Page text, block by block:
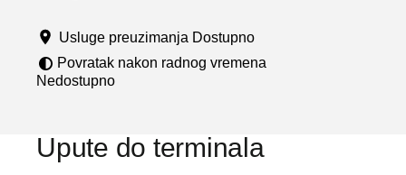
u
Usluge preuzimanja Dostupno
Povratak nakon radnog vremena
Nedostupno
Upute do terminala